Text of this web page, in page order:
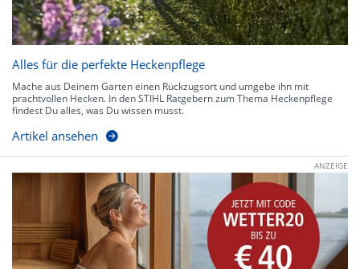
Alles für die perfekte Heckenpflege
Mache aus Deinem Garten einen Rückzugsort und umgebe ihn mit
prachtvollen Hecken. In den STIHL Ratgebern zum Thema Heckenpflege
findest Du alles, was Du wissen musst.
Artikel ansehen
ANZEIGE